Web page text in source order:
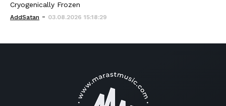
Cryogenically Frozen
AddSatan - 03.08.2026 15:18:29